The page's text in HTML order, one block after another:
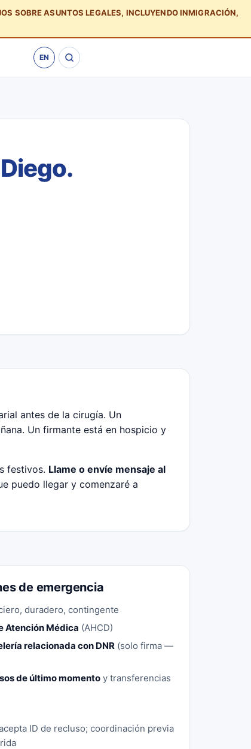
SOBRE ASUNTOS LEGALES, INCLUYENDO INMIGRACIÓN,
EN
antes de la cirugía. Un
Un firmante está en hospicio y
festivos. Llame o envíe mensaje al
puedo llegar y comenzaré a
de emergencia
duradero, contingente
Atención Médica (AHCD)
relacionada con DNR(solo firma —
de último momentoy transferencias
ID de recluso; coordinación previa